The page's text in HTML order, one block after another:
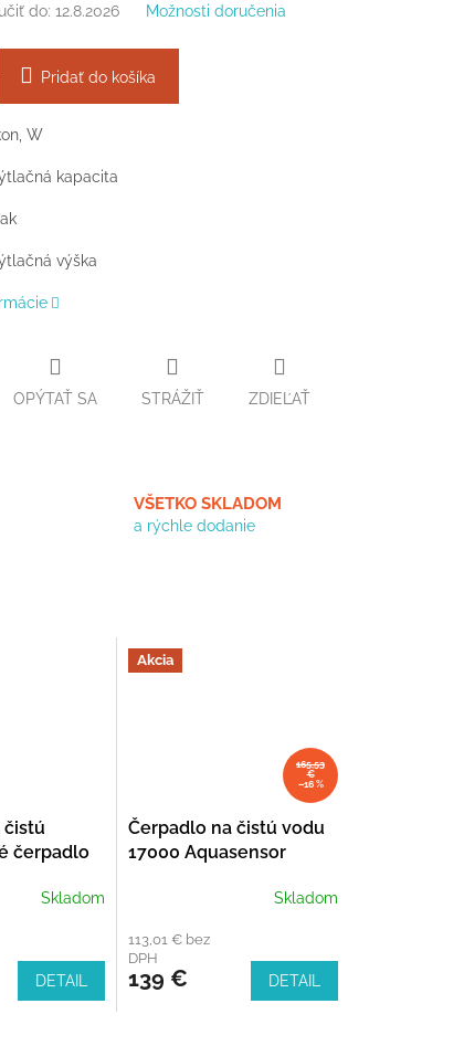
do: 12.8.2026 Možnosti doručenia
Pridať do košíka
W
kapacita
výška
OPÝTAŤ SA STRÁŽIŤ ZDIEĽAŤ
VŠETKO SKLADOM
a rýchle dodanie
čistú
čerpadlo
Skladom
DETAIL
Akcia
165,53
€
–16 %
Čerpadlo na čistú vodu
17000 Aquasensor
Skladom
113,01 € bez
DPH
139 € DETAIL